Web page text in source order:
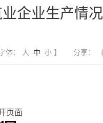
企业生产情况
体： 大 中 小】 分享：
页面